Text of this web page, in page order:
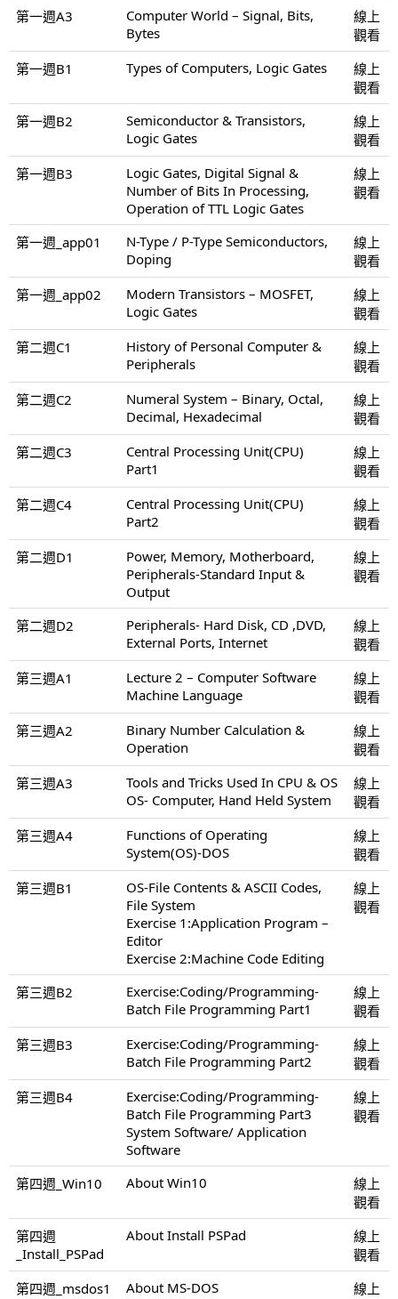
第一週A3
Computer World – Signal, Bits,
Bytes
線上
觀看
第一週B1
Types of Computers, Logic Gates
線上
觀看
第一週B2
Semiconductor & Transistors,
Logic Gates
線上
觀看
第一週B3
Logic Gates, Digital Signal &
Number of Bits In Processing,
Operation of TTL Logic Gates
線上
觀看
第一週_app01
N-Type / P-Type Semiconductors,
Doping
線上
觀看
第一週_app02
Modern Transistors – MOSFET,
Logic Gates
線上
觀看
第二週C1
History of Personal Computer &
Peripherals
線上
觀看
第二週C2
Numeral System – Binary, Octal,
Decimal, Hexadecimal
線上
觀看
第二週C3
Central Processing Unit(CPU)
Part1
線上
觀看
第二週C4
Central Processing Unit(CPU)
Part2
線上
觀看
第二週D1
Power, Memory, Motherboard,
Peripherals-Standard Input &
Output
線上
觀看
第二週D2
Peripherals- Hard Disk, CD ,DVD,
External Ports, Internet
線上
觀看
第三週A1
Lecture 2 – Computer Software
Machine Language
線上
觀看
第三週A2
Binary Number Calculation &
Operation
線上
觀看
第三週A3
Tools and Tricks Used In CPU & OS
OS- Computer, Hand Held System
線上
觀看
第三週A4
Functions of Operating
System(OS)-DOS
線上
觀看
第三週B1
OS-File Contents & ASCII Codes,
File System
Exercise 1:Application Program –
Editor
Exercise 2:Machine Code Editing
線上
觀看
第三週B2
Exercise:Coding/Programming-
Batch File Programming Part1
線上
觀看
第三週B3
Exercise:Coding/Programming-
Batch File Programming Part2
線上
觀看
第三週B4
Exercise:Coding/Programming-
Batch File Programming Part3
System Software/ Application
Software
線上
觀看
第四週_Win10 About Win10
線上
觀看
第四週
_Install_PSPad
About Install PSPad
線上
觀看
第四週_msdos1
About MS-DOS
線上